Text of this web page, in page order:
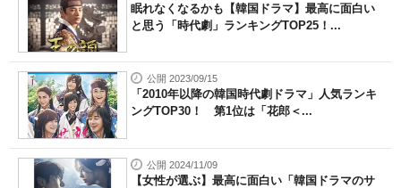
眠れなくなるかも【韓国ドラマ】最高に面白い
と思う「時代劇」ランキングTOP25！...
公開 2023/09/15
「2010年以降の韓国時代劇ドラマ」人気ランキ
ングTOP30！ 第1位は「花郎＜...
公開 2024/11/09
【女性が選ぶ】最高に面白い「韓国ドラマのサ